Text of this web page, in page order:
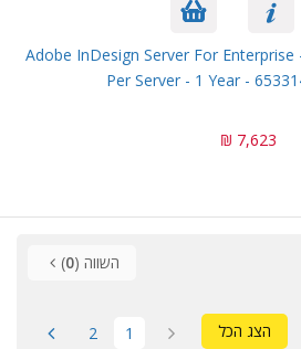
Adobe InDesign Server For
Per Server - 1 Year -
7,623 ₪
השווה (0
)
הצג הכל 1
2